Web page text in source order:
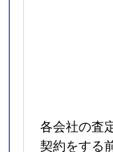
各会社の査
契約をする